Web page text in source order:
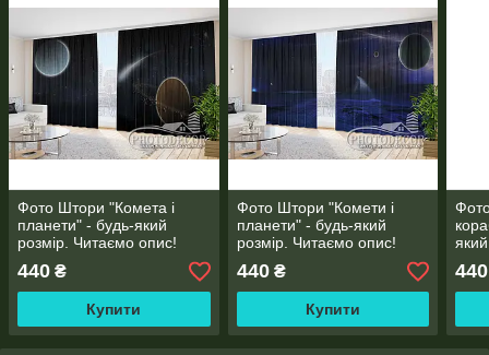
Фото Штори "Комета і
планети" - будь-який
розмір. Читаємо опис!
440 ₴
Купити
Фото Штори "Комети і
планети" - будь-який
розмір. Читаємо опис!
440₴
Купити
440